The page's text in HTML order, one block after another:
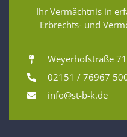
Ihr Vermächtnis in
Erbrechts- und
Weyerhofstraße
02151 / 76967
info@st-b-k.de